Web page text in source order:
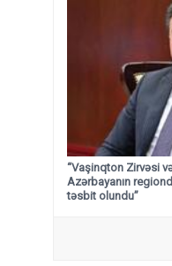
“Vaşinqton Zirvəsi
Azərbayanın
təsbit olundu”